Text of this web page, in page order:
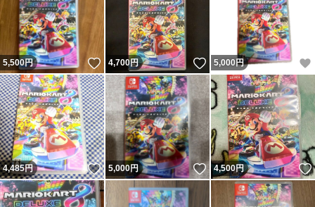
5,500円 いいね！
4,700円 いいね！
5,000 円
4,485円 いいね！
5,000円 いいね！
4,500円